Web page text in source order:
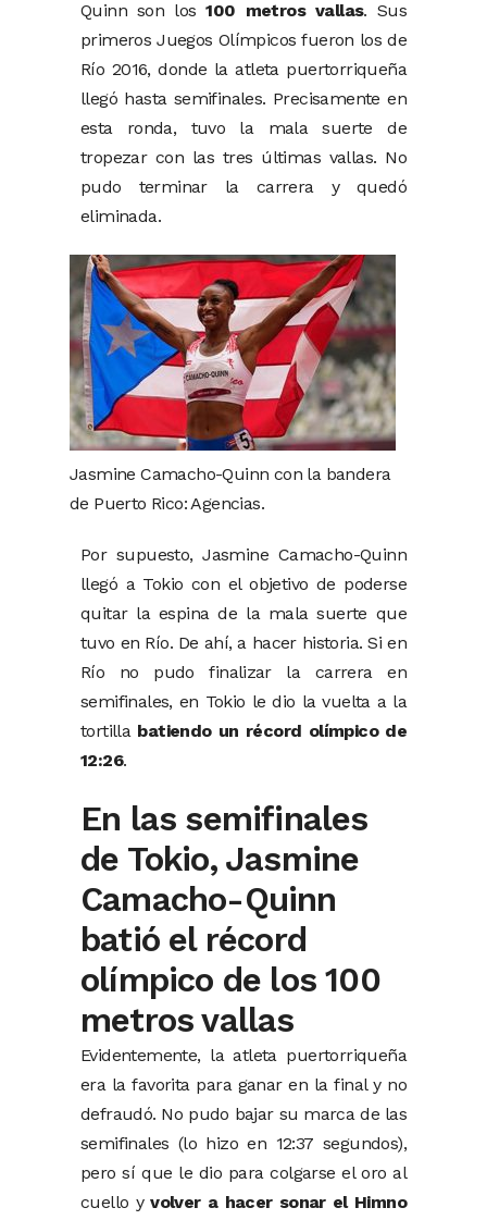
Quinn son los100 metros vallas. Sus
primeros Juegos Olímpicos fueron los de
Río 2016, donde la atleta puertorriqueña
llegó hasta semifinales. Precisamente en
esta ronda, tuvo la mala suerte de
tropezar con las tres últimas vallas. No
pudo terminar la carrera y quedó
eliminada.
Jasmine Camacho-Quinn con la bandera
de Puerto Rico: Agencias.
Por supuesto, Jasmine Camacho-Quinn
llegó a Tokio con el objetivo de poderse
quitar la espina de la mala suerte que
tuvo en Río. De ahí, a hacer historia. Si en
Río no pudo finalizar la carrera en
semifinales, en Tokio le dio la vuelta a la
tortilla batiendo un récord olímpico de
12:26.
En las semifinales
de Tokio, Jasmine
Camacho-Quinn
batió el récord
olímpico de los 100
metros vallas
Evidentemente, la atleta puertorriqueña
era la favorita para ganar en la final y no
defraudó. No pudo bajar su marca de las
semifinales (lo hizo en 12:37 segundos),
pero sí que le dio para colgarse el oro al
cuello yvolver a hacer sonar el Himno